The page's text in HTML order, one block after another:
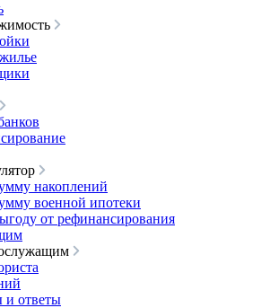
накоплений
военной ипотеки
от рефинансирования
и ответы